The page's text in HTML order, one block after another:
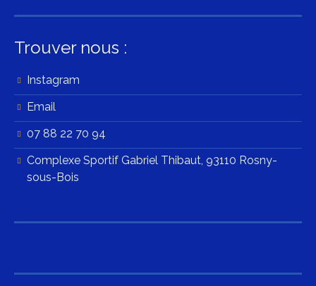
Trouver nous :
Instagram
Email
07 88 22 70 94
Complexe Sportif Gabriel Thibaut, 93110 Rosny-
sous-Bois